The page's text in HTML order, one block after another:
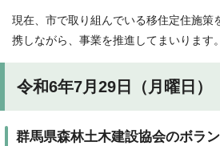
現在、市で取り組んでいる移住定住施策
携しながら、事業を推進してまいります。
令和6年7月29日（月曜日）
群馬県森林土木建設協会のボラ